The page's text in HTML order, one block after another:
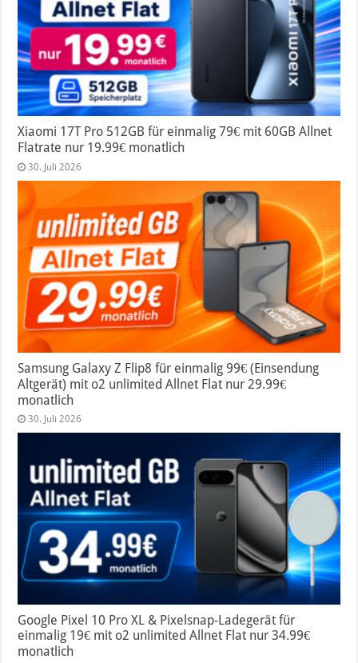
Xiaomi 17T Pro 512GB für einmalig 79€ mit 60GB Allnet
Flatrate nur 19.99€ monatlich
30. Juli 2026
Samsung Galaxy Z Flip8 für einmalig 99€ (Einsendung
Altgerät) mit o2 unlimited Allnet Flat nur 29.99€
monatlich
30. Juli 2026
Google Pixel 10 Pro XL & Pixelsnap-Ladegerät für
einmalig 19€ mit o2 unlimited Allnet Flat nur 34.99€
monatlich